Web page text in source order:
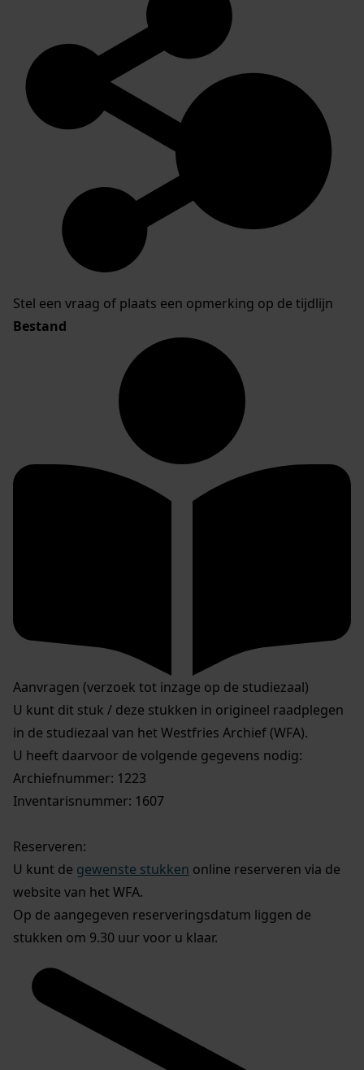
Stel een vraag of plaats een opmerking op de tijdlijn
Bestand
Aanvragen (verzoek tot inzage op de studiezaal)
U kunt dit stuk / deze stukken in origineel raadplegen
in de studiezaal van het Westfries Archief (WFA).
U heeft daarvoor de volgende gegevens nodig:
Archiefnummer: 1223
Inventarisnummer: 1607
Reserveren:
U kunt de gewenste stukken online reserveren via de
website van het WFA.
Op de aangegeven reserveringsdatum liggen de
stukken om 9.30 uur voor u klaar.